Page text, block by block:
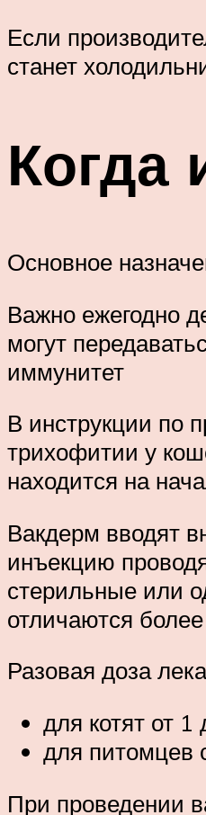
Если
станет
Когда
Основное
Важно ежегодно
могут
иммунитет
В инструкции по
трихофитии у
находится на
Вакдерм вводят
инъекцию
стерильные или
отличаются
Разовая доза
для котят от
для питомцев
При проведении